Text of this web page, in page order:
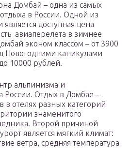
Домбай – одна из самых
в России. Одной из
доступная цена
авиаперелета в зимнее
эконом классом – от 3900
Новогодними каникулами
10000 рублей.
альпинизма и
России. Отдых в Домбае –
в отелях разных категорий
знаменитого
Второй причиной
является мягкий климат:
ветра, средняя температура